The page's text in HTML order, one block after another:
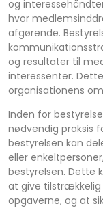
og
hvor
afgørende.
og resultater til
interessenter.
organisationens
Inden for
nødvendig praksis
bestyrelsen kan
eller
bestyrelsen. Dette
at give
opgaverne, og at